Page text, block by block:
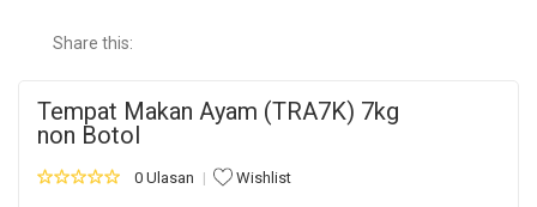
Share this:
Tempat Makan Ayam (TRA7K) 7kg
non Botol
0 Ulasan Wishlist